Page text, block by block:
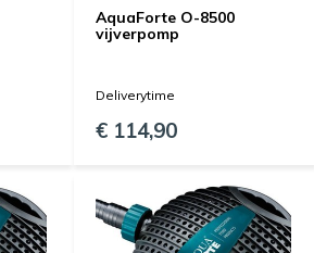
AquaForte O-8500
vijverpomp
Deliverytime
€ 114,90